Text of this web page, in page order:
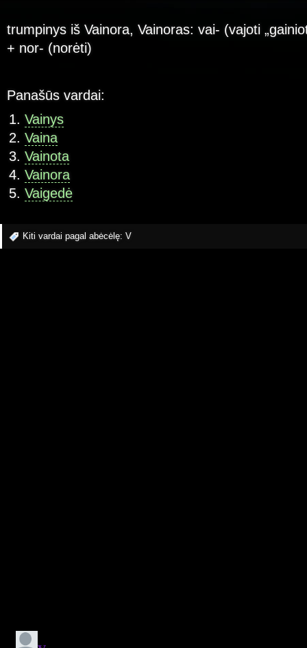
trumpinys iš Vainora, Vainoras: vai- (vajoti
+ nor- (norėti)
Panašūs vardai:
Vainys
Vaina
Vainota
Vainora
Vaigedė
Kiti vardai pagal abėcėlę: V